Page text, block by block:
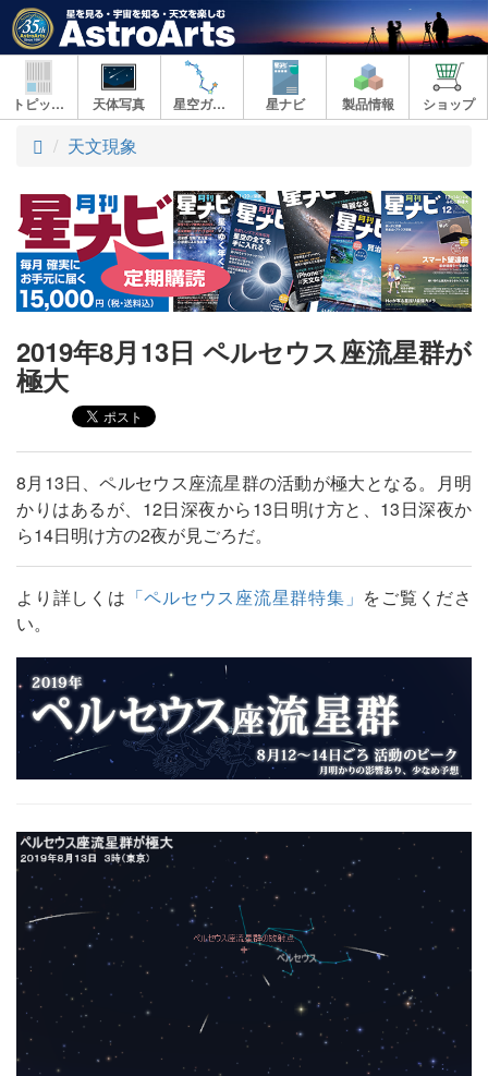
トピックス 天体写真 星空ガイド 星ナビ 製品情報 ショップ
ト
プ
天文現象
2019年8月13日 ペルセウス座流星群が
極大
8月13日、ペルセウス座流星群の活動が極大となる。月明
かりはあるが、12日深夜から13日明け方と、13日深夜か
ら14日明け方の2夜が見ごろだ。
より詳しくは 「ペルセウス座流星群特集」 をご覧くださ
い。